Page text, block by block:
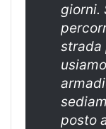
giorni.
strada
posto